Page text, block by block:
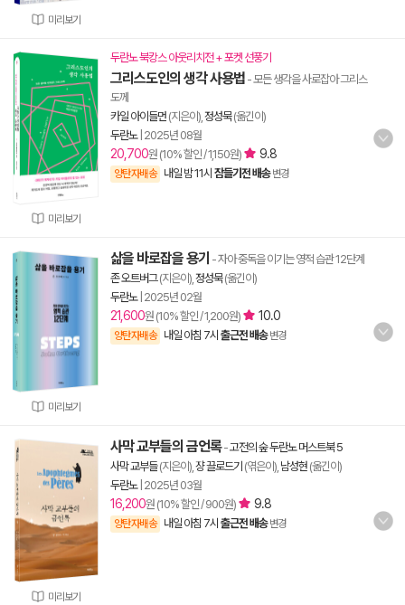
미리보기
미리보기
두란노 북캉스 아웃리치전 + 포켓 선풍기
그리스도인의 생각 사용법 - 모든 생각을 사로잡아 그리스
도께
카일 아이들먼 (지은이), 정성묵(옮긴이)
두란노| 2025년 08월
20,700원 (10% 할인 / 1,150원) 9.8
양탄자배송 내일 밤 11시 잠들기전 배송 변경
미리보기
삶을 바로잡을 용기 - 자아 중독을 이기는 영적 습관 12단계
존 오트버그(지은이), 정성묵(옮긴이)
두란노| 2025년 02월
21,600원 (10% 할인 / 1,200원) 10.0
양탄자배송 내일 아침 7시 출근전 배송 변경
미리보기
사막 교부들의 금언록-고전의 숲 두란노 머스트북 5
사막 교부들(지은이), 쟝 끌로드기 (엮은이), 남성현 (옮긴이)
두란노| 2025년 03월
16,200원 (10% 할인 / 900원) 9.8
양탄자배송 내일 아침 7시 출근전 배송 변경